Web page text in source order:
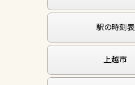
駅の時刻表
上越市